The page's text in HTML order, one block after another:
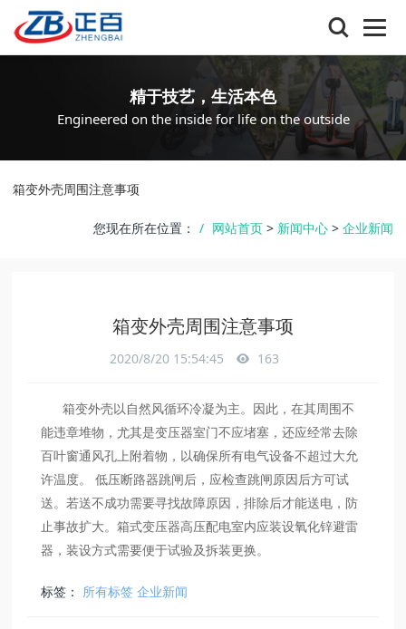
精于技艺，生活本色
Engineered on the inside for life on the outside
箱变外壳周围注意事项
您现在所在位置： 网站首页 > 新闻中心 > 企业新闻
箱变外壳周围注意事项
2020/8/20 15:54:45 163
箱变外壳以自然风循环冷凝为主。因此，在其周围不
能违章堆物，尤其是变压器室门不应堵塞，还应经常去除
百叶窗通风孔上附着物，以确保所有电气设备不超过大允
许温度。 低压断路器跳闸后，应检查跳闸原因后方可试
送。若送不成功需要寻找故障原因，排除后才能送电，防
止事故扩大。箱式变压器高压配电室内应装设氧化锌避雷
器，装设方式需要便于试验及拆装更换。
标签： 所有标签 企业新闻